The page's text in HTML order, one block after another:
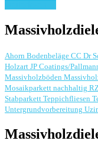
Ahorn Bodenbeläge CC Dr
Holzart JP Coatings/
Massivholzböden
Mosaikparkett nachhaltig
Stabparkett Teppichfliesen
Untergrundvorbereitung